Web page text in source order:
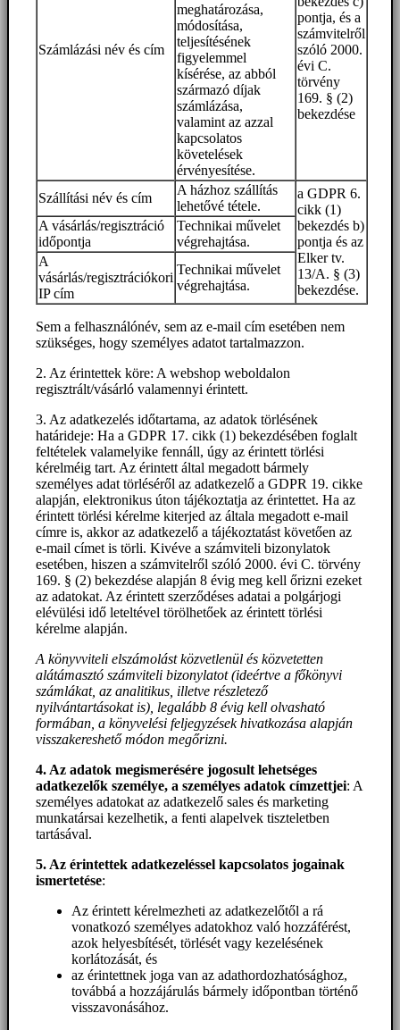
Számlázási név és cím
meghatározása,
módosítása,
teljesítésének
figyelemmel
kísérése, az abból
származó díjak
számlázása,
valamint az azzal
kapcsolatos
követelések
érvényesítése.
pontja, és a
számvitelről
szóló 2000.
évi C.
törvény
169. § (2)
bekezdése
Szállítási név és cím
A házhoz szállítás
lehetővé tétele.
a GDPR 6.
cikk (1)
bekezdés b)
pontja és az
Elker tv.
13/A. § (3)
bekezdése.
A vásárlás/regisztráció
időpontja
Technikai művelet
végrehajtása.
A
vásárlás/regisztrációkori
IP cím
Technikai művelet
végrehajtása.
Sem a felhasználónév, sem az e-mail cím esetében nem
szükséges, hogy személyes adatot tartalmazzon.
2. Az érintettek köre: A webshop weboldalon
regisztrált/vásárló valamennyi érintett.
3. Az adatkezelés időtartama, az adatok törlésének
határideje: Ha a GDPR 17. cikk (1) bekezdésében foglalt
feltételek valamelyike fennáll, úgy az érintett törlési
kérelméig tart. Az érintett által megadott bármely
személyes adat törléséről az adatkezelő a GDPR 19. cikke
alapján, elektronikus úton tájékoztatja az érintettet. Ha az
érintett törlési kérelme kiterjed az általa megadott e-mail
címre is, akkor az adatkezelő a tájékoztatást követően az
e-mail címet is törli. Kivéve a számviteli bizonylatok
esetében, hiszen a számvitelről szóló 2000. évi C. törvény
169. § (2) bekezdése alapján 8 évig meg kell őrizni ezeket
az adatokat. Az érintett szerződéses adatai a polgárjogi
elévülési idő leteltével törölhetőek az érintett törlési
kérelme alapján.
A könyvviteli elszámolást közvetlenül és közvetetten
alátámasztó számviteli bizonylatot (ideértve a főkönyvi
számlákat, az analitikus, illetve részletező
nyilvántartásokat is), legalább 8 évig kell olvasható
formában, a könyvelési feljegyzések hivatkozása alapján
visszakereshető módon megőrizni.
4. Az adatok megismerésére jogosult lehetséges
adatkezelők személye, a személyes adatok címzettjei: A
személyes adatokat az adatkezelő sales és marketing
munkatársai kezelhetik, a fenti alapelvek tiszteletben
tartásával.
5. Az érintettek adatkezeléssel kapcsolatos jogainak
ismertetése:
Az érintett kérelmezheti az adatkezelőtől a rá
vonatkozó személyes adatokhoz való hozzáférést,
azok helyesbítését, törlését vagy kezelésének
korlátozását, és
az érintettnek joga van az adathordozhatósághoz,
továbbá a hozzájárulás bármely időpontban történő
visszavonásához.